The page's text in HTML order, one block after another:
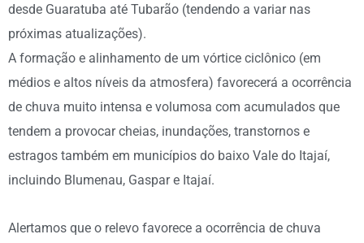
desde Guaratuba até Tubarão (tendendo a variar nas
próximas atualizações).
A formação e alinhamento de um vórtice ciclônico (em
médios e altos níveis da atmosfera) favorecerá a ocorrência
de chuva muito intensa e volumosa com acumulados que
tendem a provocar cheias, inundações, transtornos e
estragos também em municípios do baixo Vale do Itajaí,
incluindo Blumenau, Gaspar e Itajaí.
Alertamos que o relevo favorece a ocorrência de chuva